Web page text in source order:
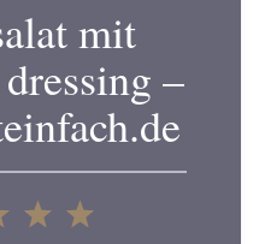
mit
–
5
4
3